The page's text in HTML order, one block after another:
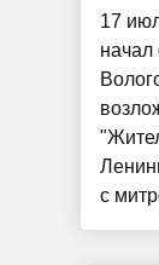
17
начал
с